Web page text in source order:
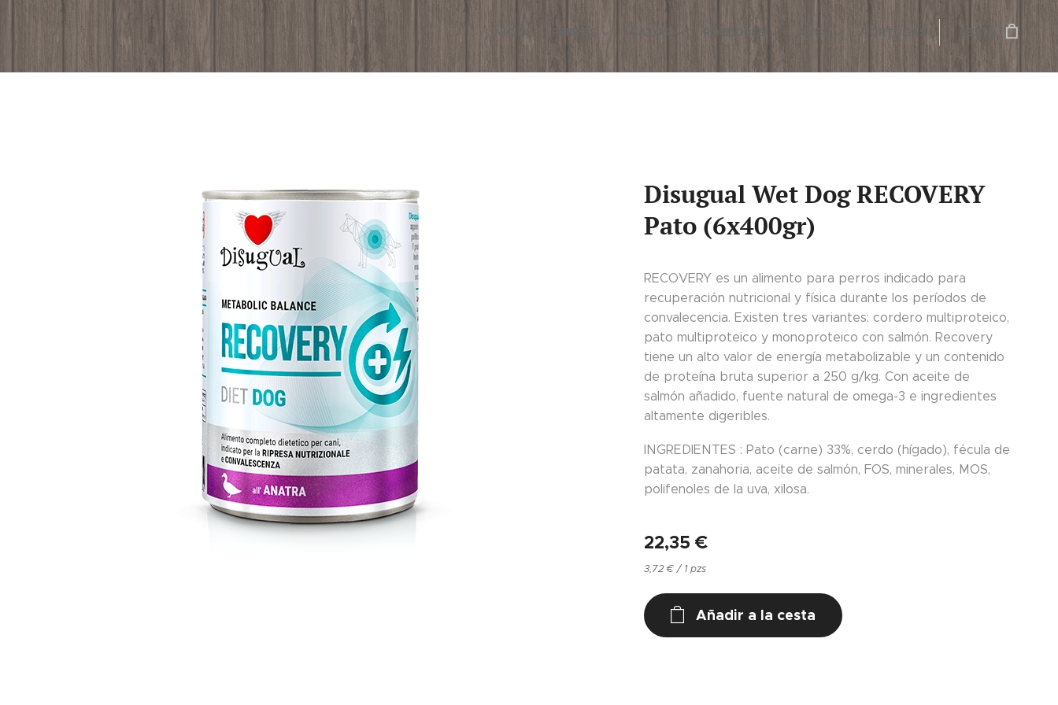
INICIO PERROS GATOS ROEDORES AVES TORTUGAS CESTA
Disugual Wet Dog RECOVERY
Pato (6x400gr)
RECOVERY es un alimento para perros indicado para
recuperación nutricional y física durante los períodos de
convalecencia. Existen tres variantes: cordero multiproteico,
pato multiproteico y monoproteico con salmón. Recovery
tiene un alto valor de energía metabolizable y un contenido
de proteína bruta superior a 250 g/kg. Con aceite de
salmón añadido, fuente natural de omega-3 e ingredientes
altamente digeribles.
INGREDIENTES : Pato (carne) 33%, cerdo (hígado), fécula de
patata, zanahoria, aceite de salmón, FOS, minerales, MOS,
polifenoles de la uva, xilosa.
22,35 €
3,72 € / 1 pzs
Añadir a la cesta